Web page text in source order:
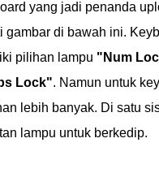
yang jadi penanda
gambar di bawah ini.
pilihan lampu "Num
Lock". Namun untuk
lebih banyak. Di satu
lampu untuk berkedip.